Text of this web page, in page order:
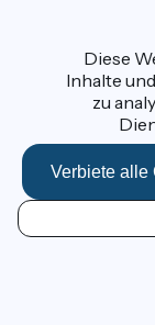
DE
Radfahrer im
Gefördert im
Données
Espace Presse
Diese
Inhalte
zu
Verbiete alle